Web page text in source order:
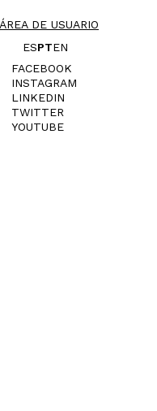
ÁREA DE USUARIO
ESPTEN
FACEBOOK
INSTAGRAM
LINKEDIN
TWITTER
YOUTUBE